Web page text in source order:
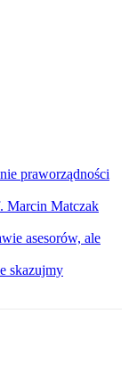
praworządności
Marcin Matczak
asesorów, ale
skazujmy